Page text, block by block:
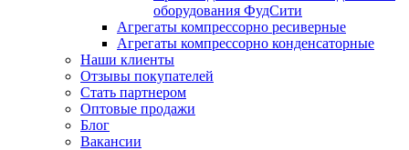
оборудования ФудСити
Агрегаты компрессорно ресиверные
Агрегаты компрессорно конденсаторные
Наши клиенты
Отзывы покупателей
Стать партнером
Оптовые продажи
Блог
Вакансии